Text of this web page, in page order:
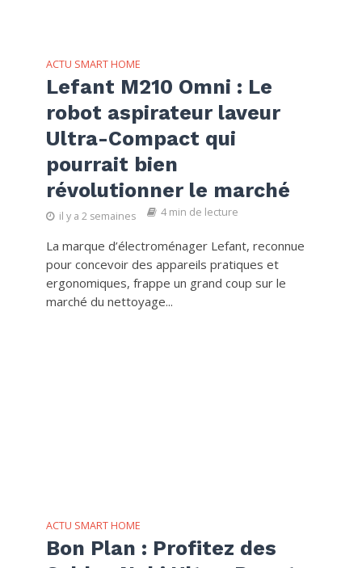
ACTU SMART HOME
Lefant M210 Omni : Le
robot aspirateur laveur
Ultra-Compact qui
pourrait bien
révolutionner le marché
il y a 2 semaines 4 min de lecture
La marque d’électroménager Lefant, reconnue
pour concevoir des appareils pratiques et
ergonomiques, frappe un grand coup sur le
marché du nettoyage...
ACTU SMART HOME
Bon Plan : Profitez des